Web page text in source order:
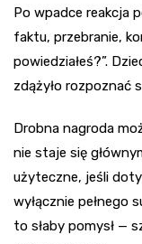
Po wpadce reakcja
faktu, przebranie,
powiedziałeś?”.
zdążyło rozpoznać
Drobna nagroda
nie staje się
użyteczne, jeśli
wyłącznie pełnego
to słaby pomysł —